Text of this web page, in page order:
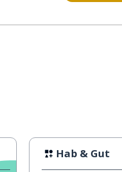
Hab & Gut